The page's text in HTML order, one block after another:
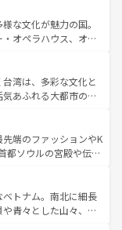
食が融合した独特の
域で異なる魅力を楽
を感じることができ
しい。
光地といえばオアフ
イ島やカウアイ島が
海をはじめ、豊かな
えてくれるハワイの
イアンミュージッ
がハワイの魅力を彩
。
な文化が魅力の国。
オペラハウス、オー
ルル（エアーズロッ
アンズの熱帯雨林な
ェやワイン、オージ
、サーフィンやダイ
好きにはたまらな
分に味わいつくそ
湾は、多彩な文化と
あふれる大都市の台
部など、都市の喧騒
る人に新しい発見と
い台湾の食文化も魅
ラエティ豊かな料理
は コンテンツ一覧を参
端のファッションやK
都ソウルの宮殿や伝統
然美を楽しむことが
のストリートフード
る。夜には、韓国な
トナム。南北に細長
青々とした山々、世